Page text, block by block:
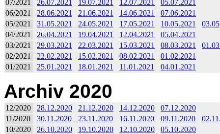
07/2021
26.07.2021 19.07.2021 12.07.2021
05.07.2021
06/2021
28.06.2021 21.06.2021 14.06.2021
07.06.2021
05/2021
31.05.2021 24.05.2021 17.05.2021 10.05.2021
04/2021
26.04.2021 19.04.2021 12.04.2021
05.04.2021
03/2021
29.03.2021 22.03.2021 15.03.2021 08.03.2021
02/2021
22.02.2021 15.02.2021 08.02.2021
01.02.2021
01/2021
25.01.2021 18.01.2021 11.01.2021 04.01.2021
Archiv 2020
12/2020 28.12.2020 21.12.2020 14.12.2020
07.12.2020
11/2020
30.11.2020 23.11.2020 16.11.2020 09.11.2020
10/2020
26.10.2020 19.10.2020 12.10.2020
05.10.2020